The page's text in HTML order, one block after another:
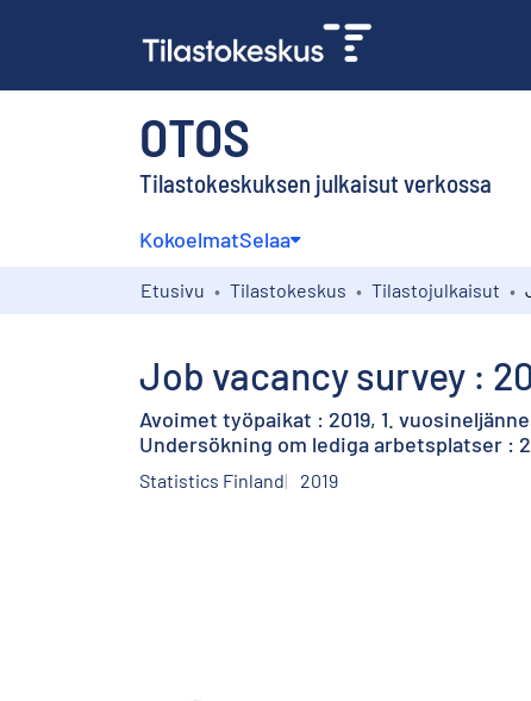
OTOS
Tilastokeskuksen julkaisut verkossa
KokoelmatSelaa
Etusivu Tilastokeskus Tilastojulkaisut
Job vacancy survey :
Avoimet työpaikat : 2019, 1.
Undersökning om lediga arbetsplatser :
Statistics Finland 2019